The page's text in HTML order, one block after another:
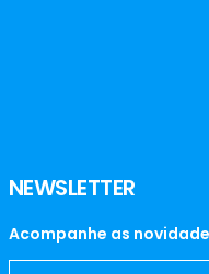
NEWSLETTER
Acompanhe as